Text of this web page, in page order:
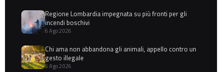
Regione Lombardia impegnata su più fronti per gli
incendi boschivi
6 Ago 2026
Chi ama non abbandona gli animali, appello contro un
gesto illegale
6 Ago 2026